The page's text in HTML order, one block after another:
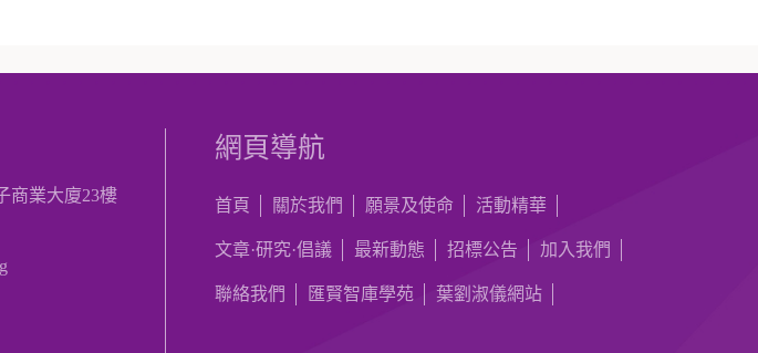
商業大廈23樓
網頁導航
首頁 關於我們 願景及使命 活動精華
文章·研究·倡議 最新動態 招標公告 加入我們
聯絡我們 匯賢智庫學苑 葉劉淑儀網站